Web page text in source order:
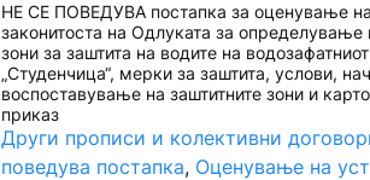
НЕ СЕ ПОВЕДУВА постапка за оценување
законитоста на Одлуката за определување
зони за заштита на водите на
„Студенчица“, мерки за заштита, услови,
воспоставување на заштитните зони и
приказ
Други прописи и колективни
поведува постапка, Оценување на